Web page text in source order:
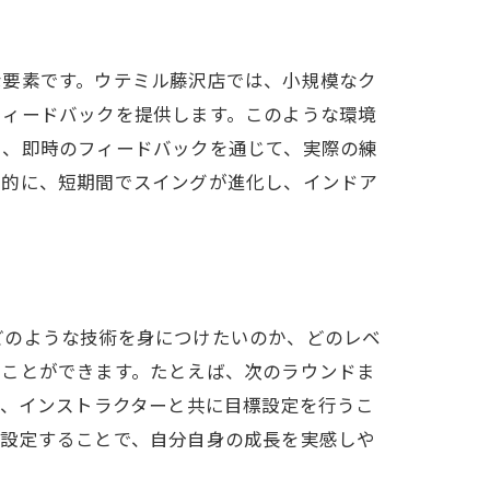
素です。ウテミル藤沢店では、小規模なク
ードバックを提供します。このような環境
即時のフィードバックを通じて、実際の練
に、短期間でスイングが進化し、インドア
ような技術を身につけたいのか、どのレベ
とができます。たとえば、次のラウンドま
インストラクターと共に目標設定を行うこ
定することで、自分自身の成長を実感しや